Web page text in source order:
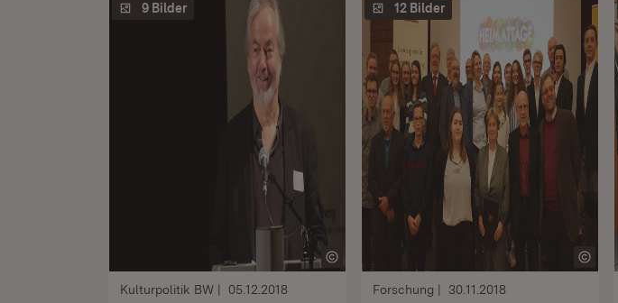
9 Bilder
Kulturpolitik BW 05.12.2018
12 Bilder
Forschung 30.11.2018